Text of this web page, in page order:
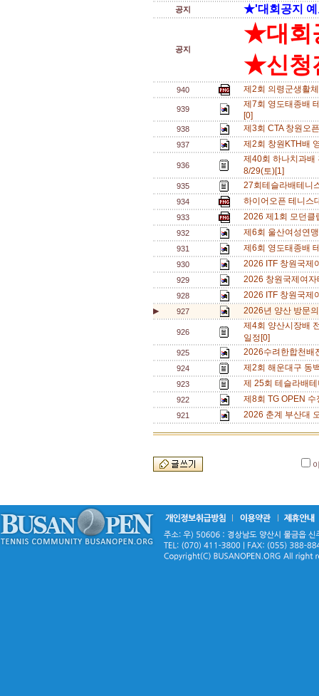
공지 ★'대회공지 예
공지
★대회
★신청
940 제2회 의령군생활
939
제7회 영도태종배
[0]
938 제3회 CTA 창원오
937 제2회 창원KTH배
936
제40회 하나치과배
8/29(토)[1]
935 27회테슬라배테니
934 하이어오픈 테니스
933 2026 제1회 모던
932 제6회 울산여성연
931 제6회 영도태종배
930 2026 ITF 창원국제
929 2026 창원국제여
928 2026 ITF 창원국제
▶ 927 2026년 양산 방문
926
제4회 양산시장배
일정[0]
925 2026수려한합천배
924 제2회 해운대구 동
923 제 25회 테슬라배
922 제8회 TG OPEN
921 2026 춘계 부산대